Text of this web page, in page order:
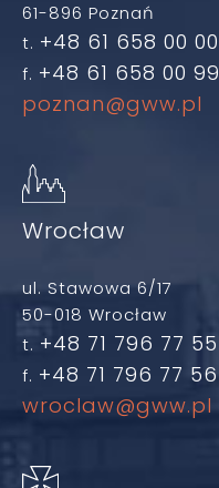
61-896 Poznań
t. +48 61 658 00 00
f. +48 61 658 00 99
poznan@gww.pl
Wrocław
ul. Stawowa 6/17
50-018 Wrocław
t. +48 71 796 77 55
f. +48 71 796 77 56
wroclaw@gww.pl